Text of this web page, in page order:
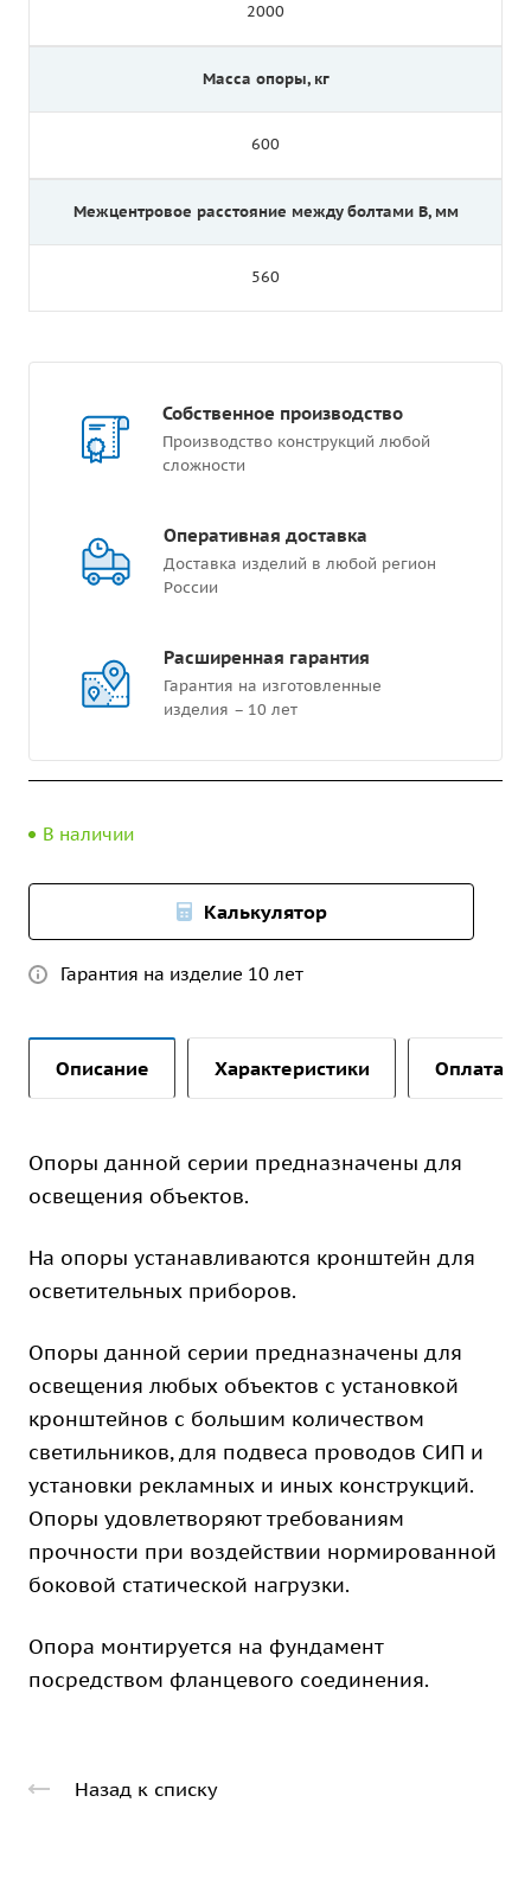
2000
Масса опоры, кг
600
Межцентровое расстояние между болтами B, мм
560
Собственное производство
Производство конструкций любой
сложности
Оперативная доставка
Доставка изделий в любой регион
России
Расширенная гарантия
Гарантия на изготовленные
изделия – 10 лет
В наличии
Калькулятор
Гарантия на изделие 10 лет
Описание Характеристики Оплата и
Опоры данной серии предназначены для
освещения объектов.
На опоры устанавливаются кронштейн для
осветительных приборов.
Опоры данной серии предназначены для
освещения любых объектов с установкой
кронштейнов с большим количеством
светильников, для подвеса проводов СИП и
установки рекламных и иных конструкций.
Опоры удовлетворяют требованиям
прочности при воздействии нормированной
боковой статической нагрузки.
Опора монтируется на фундамент
посредством фланцевого соединения.
Назад к списку